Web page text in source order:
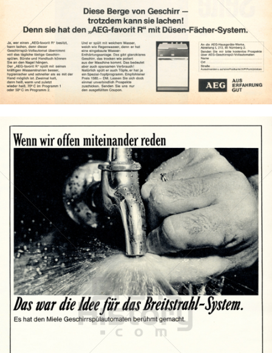
Bild-ID: 999
Miele & Cie. KG 1965